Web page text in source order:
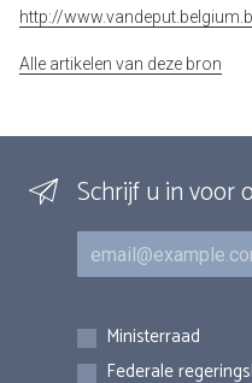
http://
Alle artikelen van deze bron
Schrijf u in voor
E-mail
Inschrijvingen
Ministerraad
Federale